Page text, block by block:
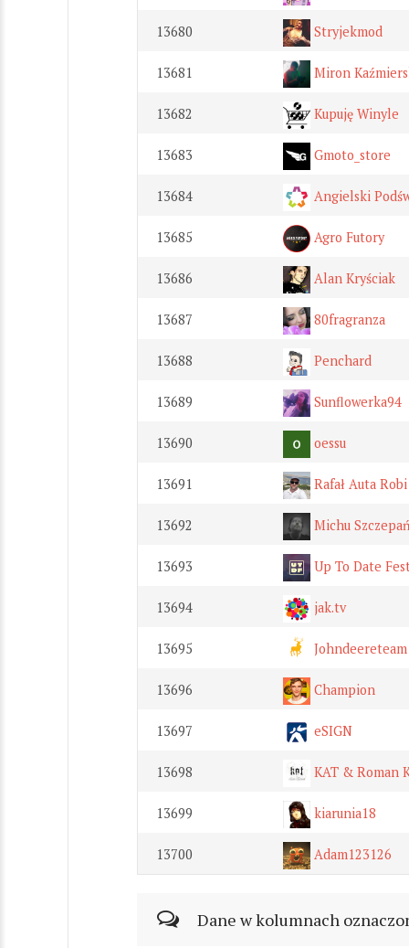
13680 Stryjekmod
13681 Miron
13682 Kupuję Winyle
13683 Gmoto_store
13684 Angielski
13685 Agro Futory
13686 Alan Kryściak
13687 80fragranza
13688 Penchard
13689 Sunflowerka94
13690 oessu
13691 Rafał Auta Robi
13692 Michu
13693 Up To Date
13694 jak.tv
13695
13696 Champion
13697 eSIGN
13698 KAT & Roman
13699 kiarunia18
13700 Adam123126
Dane w kolumnach